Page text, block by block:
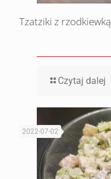
Tzatziki z rzodkiewką
Czytaj dalej
2022-07-02